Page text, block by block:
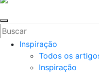
Inspiração
Todos os
Inspiração